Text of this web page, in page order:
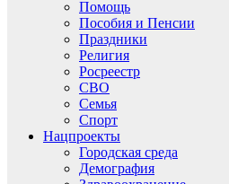
Помощь
Пособия и Пенсии
Праздники
Религия
Росреестр
СВО
Семья
Спорт
Нацпроекты
Городская среда
Демография